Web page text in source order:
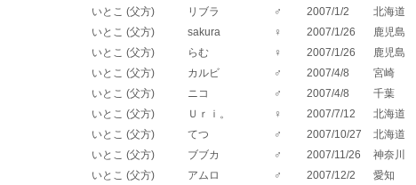
いとこ (父方) リブラ ♂ 2007/1/2 北海道
いとこ (父方) sakura ♀ 2007/1/26 鹿児島
いとこ (父方) らむ ♀ 2007/1/26 鹿児島
いとこ (父方) カルビ ♂ 2007/4/8 宮崎
いとこ (父方) ニコ ♂ 2007/4/8 千葉
いとこ (父方) Ｕｒｉ。 ♀ 2007/7/12 北海道
いとこ (父方) てつ ♂ 2007/10/27 北海道
いとこ (父方) ブブカ ♂ 2007/11/26 神奈川
いとこ (父方) アムロ ♂ 2007/12/2 愛知